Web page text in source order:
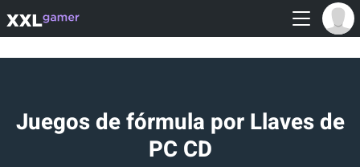
Juegos de fórmula por Llaves de
PC CD